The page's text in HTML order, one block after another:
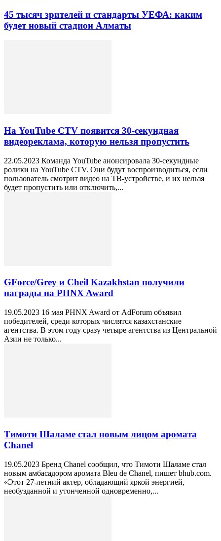
45 тысяч зрителей и стандарты УЕФА: каким
будет новый стадион Алматы
На YouTube CTV появится 30-секундная
видеореклама, которую нельзя пропустить
22.05.2023 Команда YouTube анонсировала 30-секундные
ролики на YouTube CTV. Они будут воспроизводиться, если
пользователь смотрит видео на ТВ-устройстве, и их нельзя
будет пропустить или отключить,...
GForce/Grey и Cheil Kazakhstan получили
награды на PHNX Award
19.05.2023 16 мая PHNX Award от AdForum объявил
победителей, среди которых числятся казахстанские
агентства. В этом году сразу четыре агентства из Центральной
Азии не только...
Тимоти Шаламе стал новым лицом аромата
Chanel
19.05.2023 Бренд Chanel сообщил, что Тимоти Шаламе стал
новым амбасадором аромата Bleu de Chanel, пишет bhub.com.
«Этот 27-летний актер, обладающий яркой энергией,
необузданной и утонченной одновременно,...